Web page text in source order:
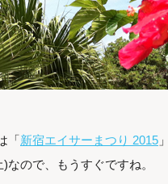
「新宿エイサーまつり 2015
ので、もうすぐですね。